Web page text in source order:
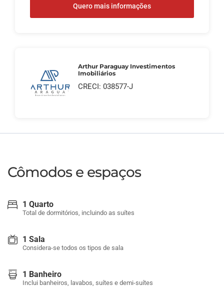
Quero mais informações
Arthur Paraguay Investimentos
Imobiliários
CRECI: 038577-J
Cômodos e espaços
1 Quarto
Total de dormitórios, incluindo as suítes
1 Sala
Considera-se todos os tipos de sala
1 Banheiro
Inclui banheiros, lavabos, suítes e demi-suítes